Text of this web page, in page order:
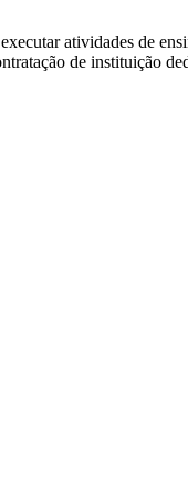
atividades de
de instituição